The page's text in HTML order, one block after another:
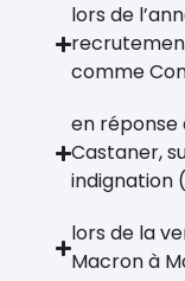
lors de
comme
en réponse
Castaner,
indignation
lors de la
Macron à